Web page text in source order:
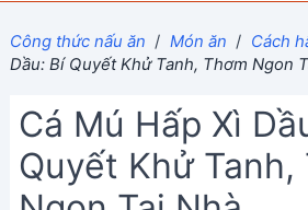
Công thức nấu ăn / Món ăn / Cách
Dầu: Bí Quyết Khử Tanh, Thơm Ngon
Cá Mú Hấp Xì
Quyết Khử Tanh,